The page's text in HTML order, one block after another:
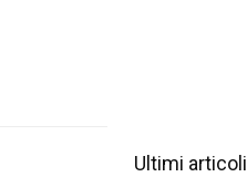
Ultimi articoli